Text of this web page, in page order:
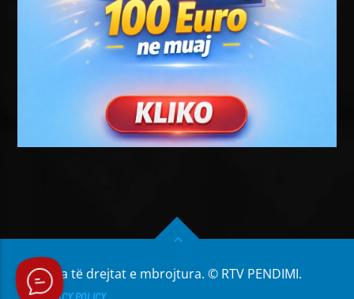
Të gjitha të drejtat e mbrojtura. © RTV PENDIMI.